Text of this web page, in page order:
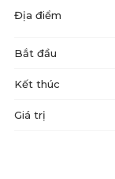
Địa điểm
Bắt đầu
Kết thúc
Giá trị